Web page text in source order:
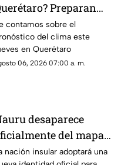
Preparan
se prevén
de hasta 55% y
térmico
contamos sobre el
del clima este
en Querétaro
06, 2026 07:00 a. m.
desaparece
del mapa:
pequeño país cambia
nación insular adoptará una